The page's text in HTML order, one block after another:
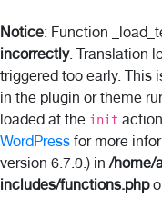
Notice: Function
incorrectly. Translation
triggered too early. This
in the plugin or theme
loaded at the init
WordPress for more
version 6.7.0.) in/home/
includes/functions.php